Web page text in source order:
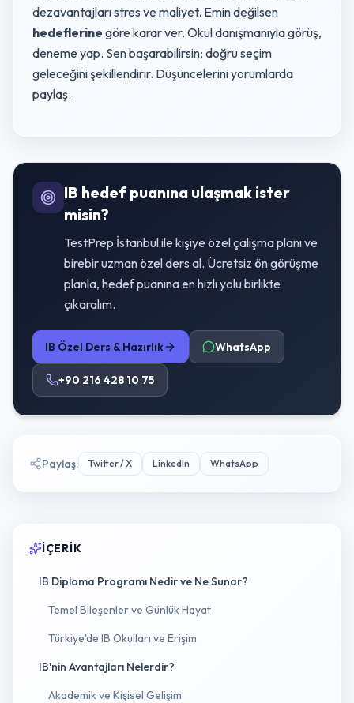
dezavantajları stres ve maliyet. Emin değilsen
hedeflerine göre karar ver. Okul danışmanıyla görüş,
deneme yap. Sen başarabilirsin; doğru seçim
geleceğini şekillendirir. Düşüncelerini yorumlarda
paylaş.
IB hedef puanına ulaşmak ister
misin?
TestPrep İstanbul ile kişiye özel çalışma planı ve
birebir uzman özel ders al. Ücretsiz ön görüşme
planla, hedef puanına en hızlı yolu birlikte
çıkaralım.
IB Özel Ders & Hazırlık WhatsApp
+90 216 428 10 75
Paylaş: Twitter / X LinkedIn WhatsApp
İÇERIK
IB Diploma Programı Nedir ve Ne Sunar?
Temel Bileşenler ve Günlük Hayat
Türkiye'de IB Okulları ve Erişim
IB'nin Avantajları Nelerdir?
Akademik ve Kişisel Gelişim